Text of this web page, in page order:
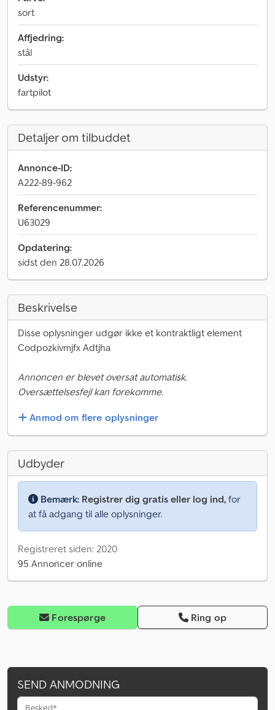
sort
Affjedring:
stål
Udstyr:
fartpilot
Detaljer om tilbuddet
Annonce-ID:
A222-89-962
Referencenummer:
U63029
Opdatering:
sidst den 28.07.2026
Beskrivelse
Disse oplysninger udgør ikke et kontraktligt element
Codpozkivmjfx Adtjha
Annoncen er blevet oversat automatisk.
Oversættelsesfejl kan forekomme.
Anmod om flere oplysninger
Udbyder
Bemærk: Registrer dig gratis eller log ind, for
at få adgang til alle oplysninger.
Registreret siden: 2020
95 Annoncer online
Forespørge Ring op
SEND ANMODNING
Besked*